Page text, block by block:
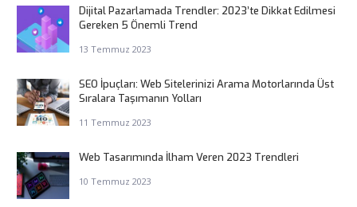
Dijital Pazarlamada Trendler: 2023’te Dikkat Edilmesi
Gereken 5 Önemli Trend
13 Temmuz 2023
SEO İpuçları: Web Sitelerinizi Arama Motorlarında Üst
Sıralara Taşımanın Yolları
11 Temmuz 2023
Web Tasarımında İlham Veren 2023 Trendleri
10 Temmuz 2023